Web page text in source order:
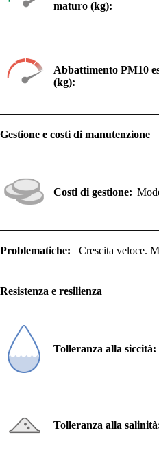
maturo (kg):
Abbattimento PM10
(kg):
Gestione e costi di manutenzione
Costi di gestione:
Problematiche: Crescita veloce.
Resistenza e resilienza
Tolleranza alla siccità:
Tolleranza alla